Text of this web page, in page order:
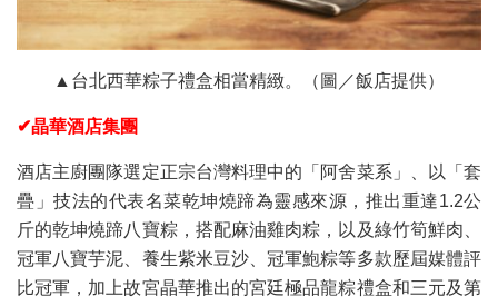
▲台北西華粽子禮盒相當精緻。（圖／飯店提供）
✔晶華酒店集團
酒店主廚團隊選定正宗台灣料理中的「阿舍菜系」、以「套
疊」技法的代表名菜乾坤燒蹄為靈感來源，推出重達1.2公
斤的乾坤燒蹄八寶粽，搭配麻油雞肉粽，以及綠竹筍鮮肉、
冠軍八寶芋泥、養生紫米豆沙、冠軍鮑粽等多款歷屆媒體評
比冠軍，加上故宮晶華推出的宮廷極品龍粽禮盒和三元及第